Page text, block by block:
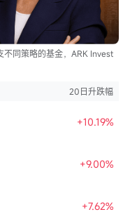
不同策略的基金，ARK Invest
20日升跌幅
+10.19%
+9.00%
+7.62%